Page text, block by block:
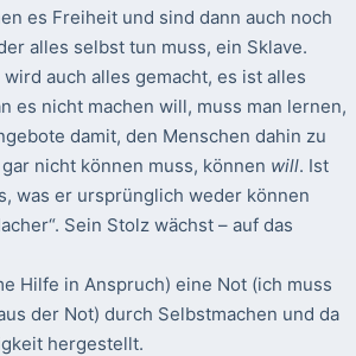
es Freiheit und sind dann auch noch
alles selbst tun muss, ein Sklave.
wird auch alles gemacht, es ist alles
es nicht machen will, muss man lernen,
damit, den Menschen dahin zu
nicht können muss, können will. Ist
was er ursprünglich weder können
Sein Stolz wächst – auf das
Hilfe in Anspruch) eine Not (ich muss
der Not) durch Selbstmachen und da
hergestellt.